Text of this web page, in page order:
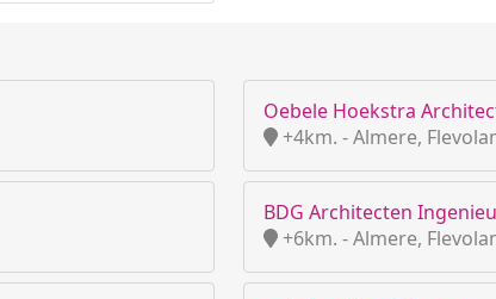
Oebele Hoekstra
+4km. - Almere,
BDG Architecten
+6km. - Almere,